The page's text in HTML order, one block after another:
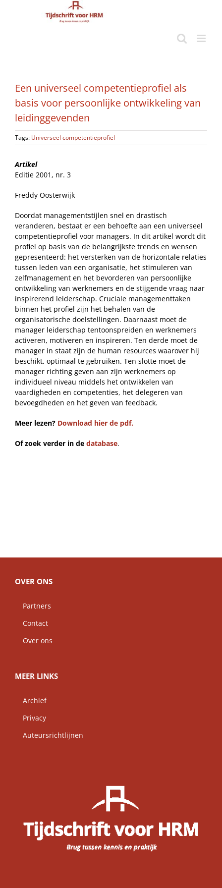
Een universeel competentieprofiel als
basis voor persoonlijke ontwikkeling van
leidinggevenden
Tags: Universeel competentieprofiel
Artikel
Editie 2001, nr. 3
Freddy Oosterwijk
Doordat managementstijlen snel en drastisch
veranderen, bestaat er een behoefte aan een universeel
competentieprofiel voor managers. In dit artikel wordt dit
profiel op basis van de belangrijkste trends en wensen
gepresenteerd: het versterken van de horizontale relaties
tussen leden van een organisatie, het stimuleren van
zelfmanagement en het bevorderen van persoonlijke
ontwikkeling van werknemers en de stijgende vraag naar
inspirerend leiderschap. Cruciale managementtaken
binnen het profiel zijn het behalen van de
organisatorische doelstellingen. Daarnaast moet de
manager leiderschap tentoonspreiden en werknemers
activeren, motiveren en inspireren. Ten derde moet de
manager in staat zijn de human resources waarover hij
beschikt, optimaal te gebruiken. Ten slotte moet de
manager richting geven aan zijn werknemers op
individueel niveau middels het ontwikkelen van
vaardigheden en competenties, het delegeren van
bevoegdheden en het geven van feedback.
Meer lezen? Download hier de pdf.
Of zoek verder in de database.
OVER ONS
Partners
Contact
Over ons
MEER LINKS
Archief
Privacy
Auteursrichtlijnen